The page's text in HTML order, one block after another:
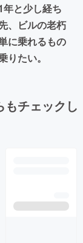
と少し経ち
、ビルの老朽
に乗れるもの
りたい。
もチェックし